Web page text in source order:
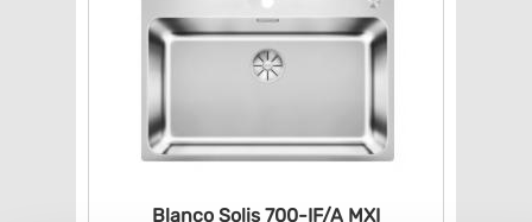
Blanco Solis 700-IF/A MXI